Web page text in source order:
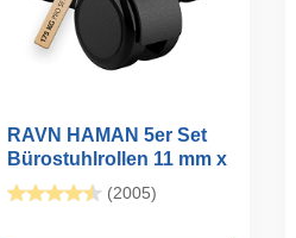
RAVN HAMAN 5er Set
Bürostuhlrollen 11 mm x
22 mm...
(2005)